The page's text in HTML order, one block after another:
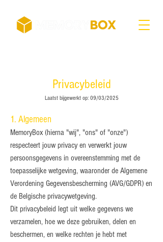
Privacybeleid
Laatst bijgewerkt op: 09/03/2025
1. Algemeen
MemoryBox (hierna "wij", "ons" of "onze")
respecteert jouw privacy en verwerkt jouw
persoonsgegevens in overeenstemming met de
toepasselijke wetgeving, waaronder de Algemene
Verordening Gegevensbescherming (AVG/GDPR) en
de Belgische privacywetgeving.
Dit privacybeleid legt uit welke gegevens we
verzamelen, hoe we deze gebruiken, delen en
beschermen, en welke rechten je hebt met